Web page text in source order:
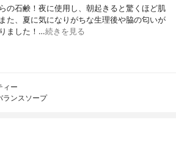
の石鹸！夜に使用し、朝起きると驚くほど肌
た、夏に気になりがちな生理後や脇の匂いが
ました！…続きを見る
ィー
ランスソープ